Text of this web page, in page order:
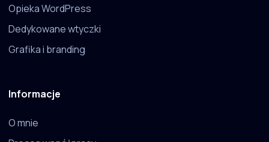
Opieka WordPress
Dedykowane wtyczki
Grafika i branding
Informacje
O mnie